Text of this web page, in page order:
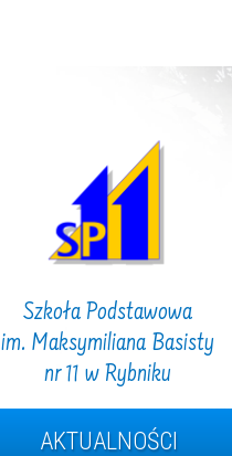
Szkoła Podstawowa
im. Maksymiliana Basisty
nr 11 w Rybniku
AKTUALNOŚCI